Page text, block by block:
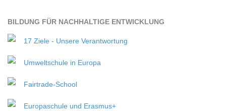
BIL­DUNG FÜR NACH­HAL­TIGE ENTWICKLUNG
17 Ziele - Unsere Verantwortung
Umweltschule in Europa
Fairtrade-School
Europaschule und Erasmus+